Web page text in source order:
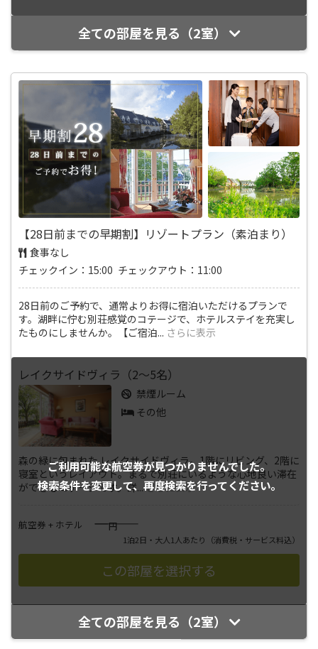
全ての部屋を見る（2室）
【28日前までの早期割】リゾートプラン（素泊まり）
食事なし
チェックイン：15:00 チェックアウト：11:00
28日前のご予約で、通常よりお得に宿泊いただけるプランで
す。湖畔に佇む別荘感覚のコテージで、ホテルステイを充実し
たものにしませんか。【ご宿泊... さらに表示
ご利用可能な航空券が見つかりませんでした。
検索条件を変更して、 再度検索を行ってください。
レイクサイドヴィラ（2～5名）
禁煙ルーム
その他
森の緑に包まれた レイクサイドヴィラ。1階にリビング、2階に
寝室というレイアウト。まるで別荘にいるような心地良い滞在
ができるコテージです。詳... さらに表示
航空券 + ホテル ――――円
1泊2日・大人1人あたり （消費税・サービス料込）
全ての部屋を見る（2室）